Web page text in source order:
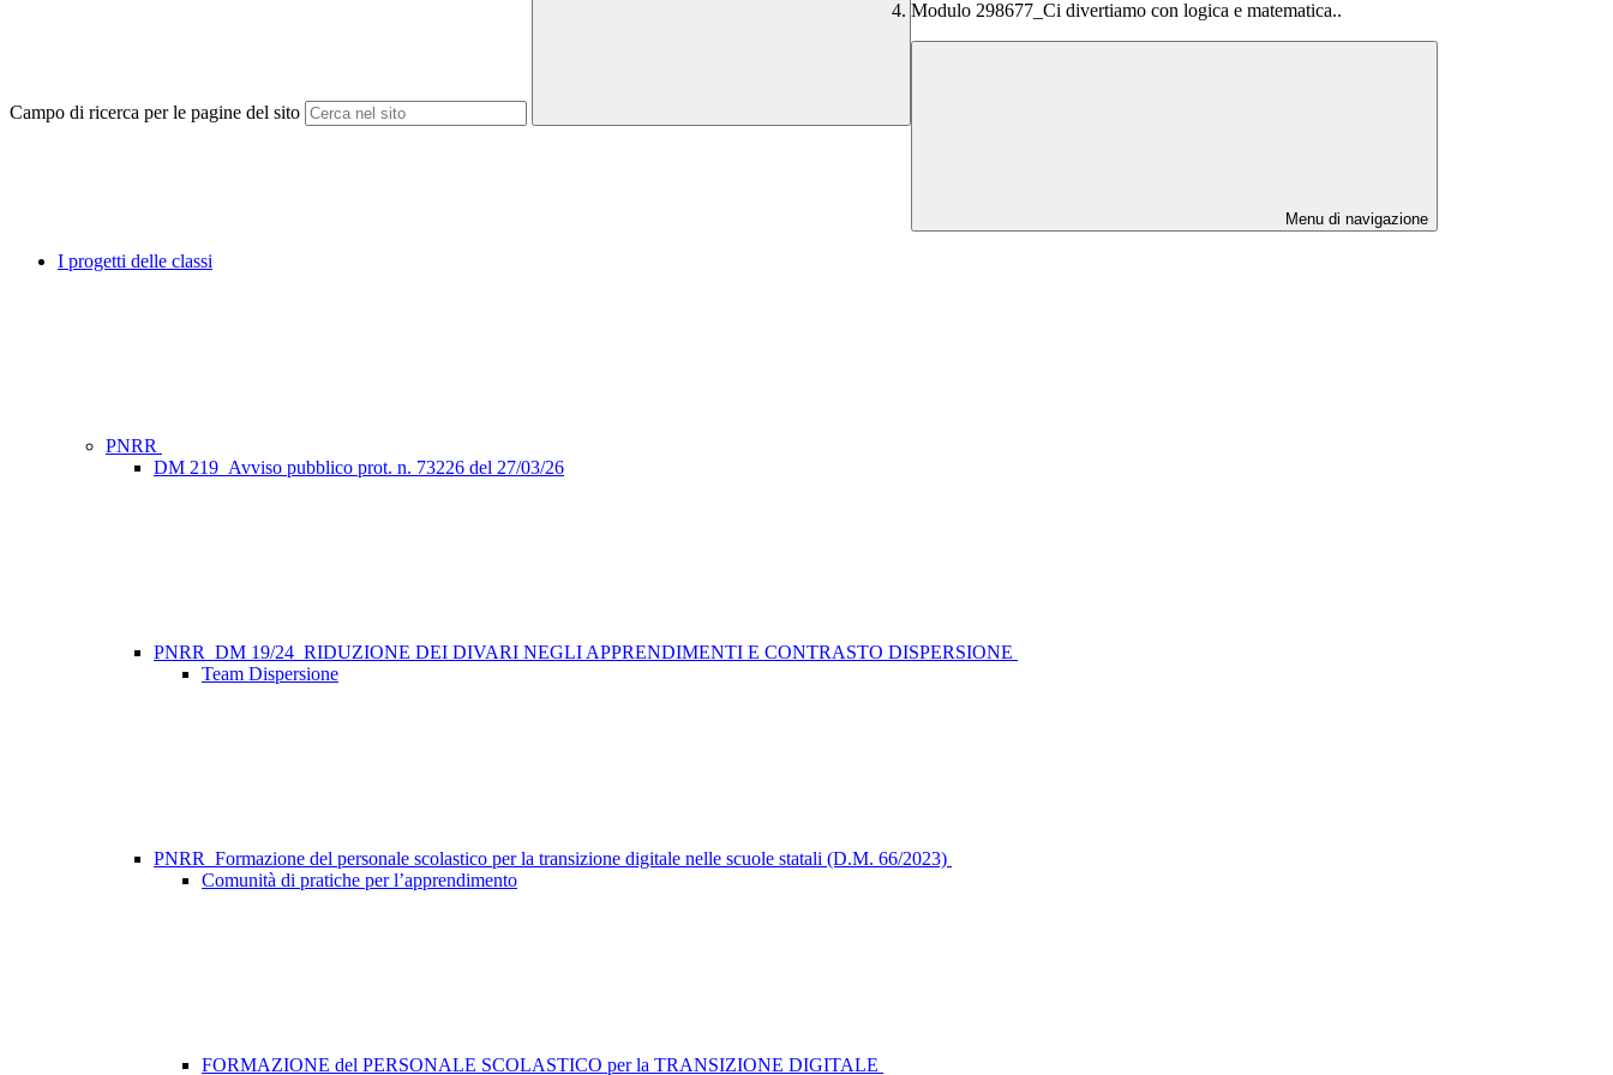
Campo di ricerca per le pagine del sito
Modulo 298677_Ci divertiamo con logica e matematica..
Menu di navigazione
I progetti delle classi
PNRR
DM 219_Avviso pubblico prot. n. 73226 del 27/03/26
PNRR_DM 19/24_RIDUZIONE DEI DIVARI NEGLI APPRENDIMENTI E CONTRASTO DISPERSIONE
Team Dispersione
PNRR_Formazione del personale scolastico per la transizione digitale nelle scuole statali (D.M. 66/2023)
Comunità di pratiche per l’apprendimento
FORMAZIONE del PERSONALE SCOLASTICO per la TRANSIZIONE DIGITALE